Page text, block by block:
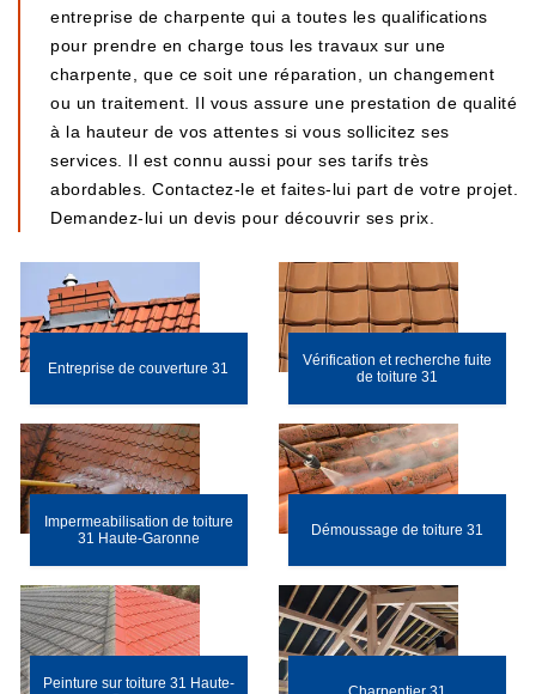
entreprise de charpente qui a toutes les qualifications
pour prendre en charge tous les travaux sur une
charpente, que ce soit une réparation, un changement
ou un traitement. Il vous assure une prestation de qualité
à la hauteur de vos attentes si vous sollicitez ses
services. Il est connu aussi pour ses tarifs très
abordables. Contactez-le et faites-lui part de votre projet.
Demandez-lui un devis pour découvrir ses prix.
Entreprise de couverture 31
Vérification et recherche fuite
de toiture 31
Impermeabilisation de toiture
31 Haute-Garonne
Démoussage de toiture 31
Peinture sur toiture 31 Haute-